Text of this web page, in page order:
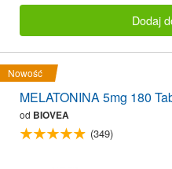
Dodaj
Nowość
MELATONINA 5mg 180
od BIOVEA
(349)